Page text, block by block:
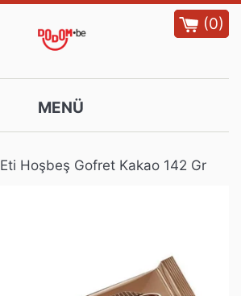
(0)
MENÜ
Eti Hoşbeş Gofret Kakao 142 Gr